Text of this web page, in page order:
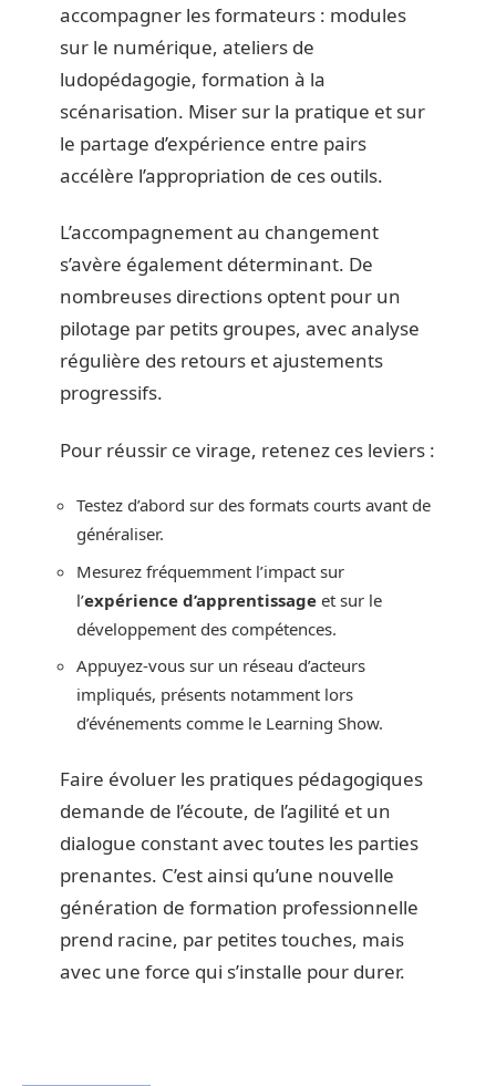
accompagner les formateurs : modules
sur le numérique, ateliers de
ludopédagogie, formation à la
scénarisation. Miser sur la pratique et sur
le partage d’expérience entre pairs
accélère l’appropriation de ces outils.
L’accompagnement au changement
s’avère également déterminant. De
nombreuses directions optent pour un
pilotage par petits groupes, avec analyse
régulière des retours et ajustements
progressifs.
Pour réussir ce virage, retenez ces leviers :
Testez d’abord sur des formats courts avant de
généraliser.
Mesurez fréquemment l’impact sur
l’expérience d’apprentissage et sur le
développement des compétences.
Appuyez-vous sur un réseau d’acteurs
impliqués, présents notamment lors
d’événements comme le Learning Show.
Faire évoluer les pratiques pédagogiques
demande de l’écoute, de l’agilité et un
dialogue constant avec toutes les parties
prenantes. C’est ainsi qu’une nouvelle
génération de formation professionnelle
prend racine, par petites touches, mais
avec une force qui s’installe pour durer.